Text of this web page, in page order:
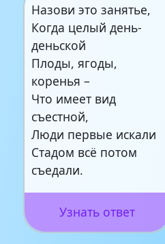
Назови это занятье,
Когда целый день-
деньской
Плоды, ягоды,
коренья –
Что имеет вид
съестной,
Люди первые искали
Стадом всё потом
съедали.
Узнать ответ